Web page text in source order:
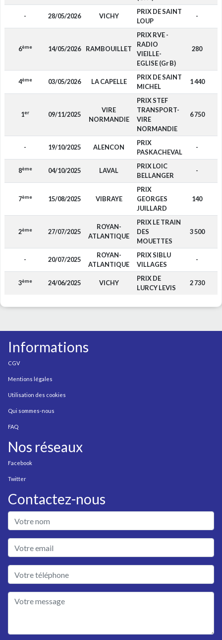
- 28/05/2026 VICHY
PRIX DE SAINT
LOUP
-
6ème 14/05/2026 RAMBOUILLET
PRIX RVE -
RADIO
VIEILLE-
EGLISE (Gr B)
280
4ème 03/05/2026 LA CAPELLE
PRIX DE SAINT
MICHEL
1 440
1er 09/11/2025
VIRE
NORMANDIE
PRIX STEF
TRANSPORT-
VIRE
NORMANDIE
6 750
- 19/10/2025 ALENCON
PRIX
PASKACHEVAL
-
8ème 04/10/2025 LAVAL
PRIX LOIC
BELLANGER
-
7ème 15/08/2025 VIBRAYE
PRIX
GEORGES
JUILLARD
140
2ème 27/07/2025
ROYAN-
ATLANTIQUE
PRIX LE TRAIN
DES
MOUETTES
3 500
- 20/07/2025
ROYAN-
ATLANTIQUE
PRIX SIBLU
VILLAGES
-
3ème 24/06/2025 VICHY
PRIX DE
LURCY LEVIS
2 730
Informations
CGV
Mentions légales
Utilisation des cookies
Qui sommes-nous
FAQ
Nos réseaux
Facebook
Twitter
Contactez-nous